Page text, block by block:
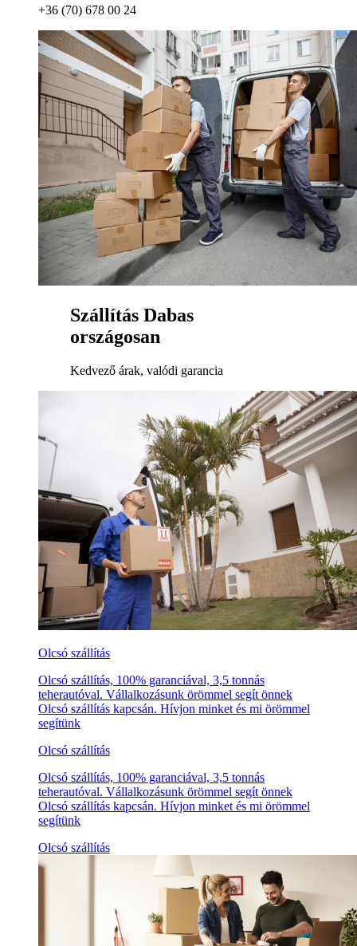
+36 (70) 678 00 24
Szállítás Dabas
országosan
Kedvező árak, valódi garancia
Olcsó szállítás
Olcsó szállítás, 100% garanciával, 3,5 tonnás
teherautóval. Vállalkozásunk örömmel segít önnek
Olcsó szállítás kapcsán. Hívjon minket és mi örömmel
segítünk
Olcsó szállítás
Olcsó szállítás, 100% garanciával, 3,5 tonnás
teherautóval. Vállalkozásunk örömmel segít önnek
Olcsó szállítás kapcsán. Hívjon minket és mi örömmel
segítünk
Olcsó szállítás